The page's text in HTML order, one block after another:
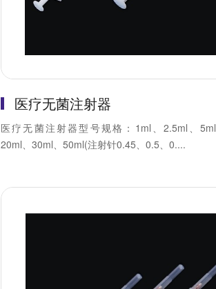
医疗无菌注射器
医疗无菌注射器型号规格：1ml、2.5ml、5ml
20ml、30ml、50ml(注射针0.45、0.5、0....